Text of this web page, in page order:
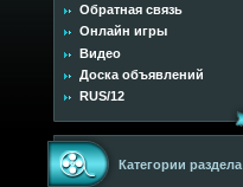
Обратная связь
Онлайн игры
Видео
Доска объявлений
RUS/12
Категории раздела